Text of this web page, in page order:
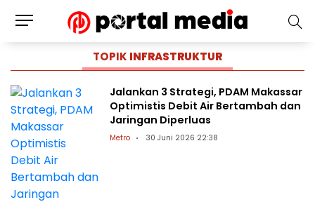
TOPIK INFRASTRUKTUR
Jalankan 3 Strategi, PDAM Makassar
Optimistis Debit Air Bertambah dan
Jaringan Diperluas
Metro 30 Juni 2026 22:38